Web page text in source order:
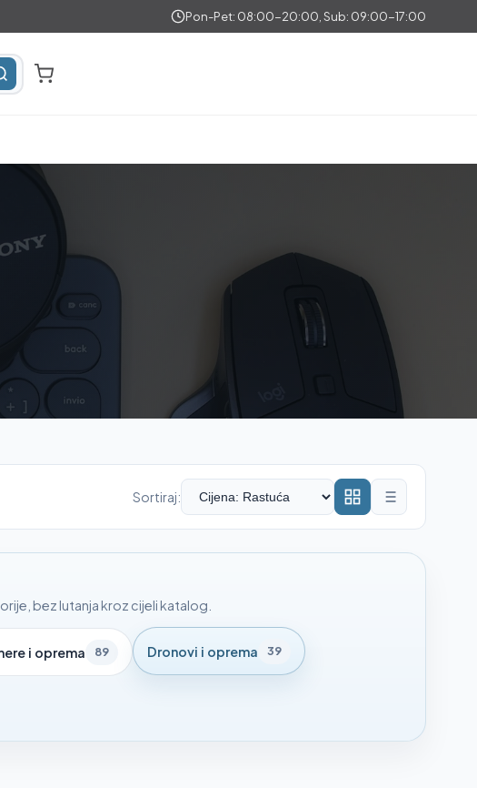
Pon-Pet: 08:00-20:00, Sub: 09:00-17:00
Sortiraj:
bez lutanja kroz cijeli katalog.
i oprema 89 Dronovi i oprema 39